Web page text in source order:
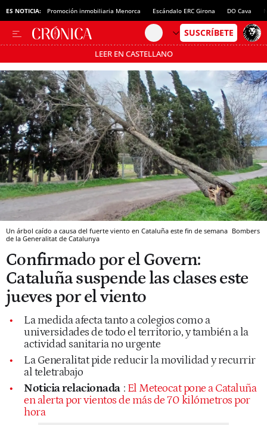
ES NOTICIA: Promoción inmobiliaria Menorca Escándalo ERC Girona DO Cava
LEER EN CASTELLANO
Pásate al MODO AHORRO
Un árbol caído a causa del fuerte viento en Cataluña este fin de semana Bombers
de la Generalitat de Catalunya
Confirmado por el Govern:
Cataluña suspende las clases este
jueves por el viento
La medida afecta tanto a colegios como a
universidades de todo el territorio, y también a la
actividad sanitaria no urgente
La Generalitat pide reducir la movilidad y recurrir
al teletrabajo
Noticia relacionada : El Meteocat pone a Cataluña
en alerta por vientos de más de 70 kilómetros por
hora